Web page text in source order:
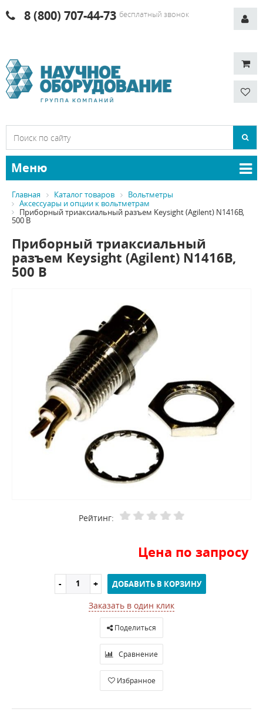
8 (800) 707-44-73 бесплатный звонок
Меню
Главная Каталог товаров
Вольтметры
Аксессуары и опции к вольтметрам
Приборный триаксиальный разъем Keysight (Agilent) N1416B,
500 В
Приборный триаксиальный
разъем Keysight (Agilent) N1416B,
500 В
Рейтинг:
Цена по запросу
ДОБАВИТЬ В КОРЗИНУ
Заказать в один клик
Поделиться
Сравнение
Избранное